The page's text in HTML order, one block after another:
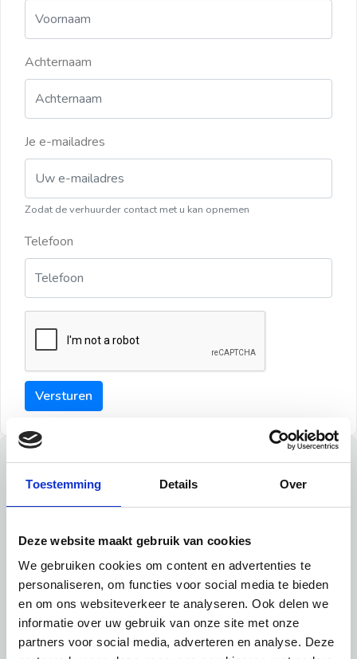
Toestemming Details Over
Deze website maakt gebruik van cookies
We gebruiken cookies om content en advertenties te
personaliseren, om functies voor social media te bieden
en om ons websiteverkeer te analyseren. Ook delen we
informatie over uw gebruik van onze site met onze
partners voor social media, adverteren en analyse. Deze
Achternaam
Je e-mailadres
Zodat de verhuurder contact met u kan opnemen
Telefoon
Versturen
Tips
Tip 1:
Schrijf een duidelijke introductie en geef de volgende
informatie mee:
Ben je student, werkachtig of werkzoekend